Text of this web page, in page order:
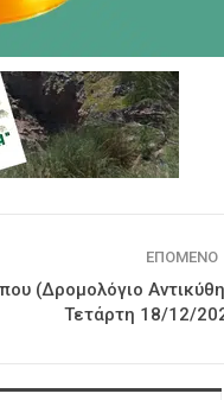
ΕΠΌΜΕΝΟ
(Δρομολόγιο
Τετάρτη 18/12/